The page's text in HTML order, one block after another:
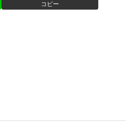
コピー